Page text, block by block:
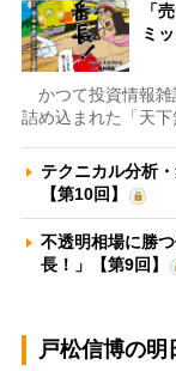
「
ミ
かつて投資情報雑
詰め込まれた「天
テクニカル分析
【第10回】
不透明相場に勝
長！」【第9回】
戸松信博の明